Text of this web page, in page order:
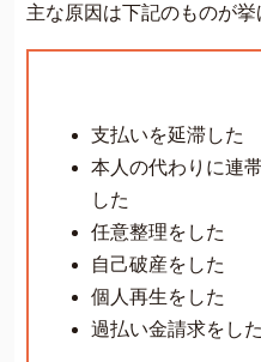
主な原因は下記のものが挙
支払いを延滞した
本人の代わりに連
した
任意整理をした
自己破産をした
個人再生をした
過払い金請求をした